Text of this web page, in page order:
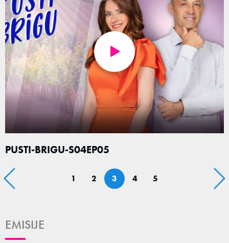
PUSTI-BRIGU-S04EP05
1 2 3 4 5
EMISIJE